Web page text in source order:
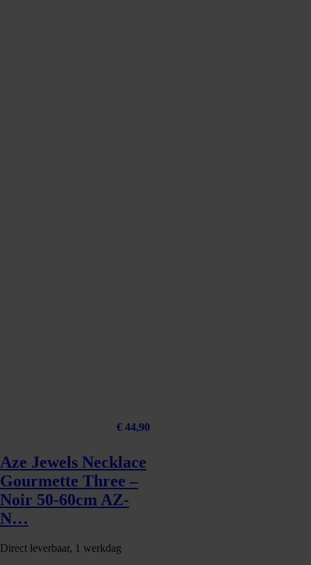
€ 44,90
Aze Jewels Necklace
Gourmette Three –
Noir 50-60cm AZ-
N…
Direct leverbaar, 1 werkdag